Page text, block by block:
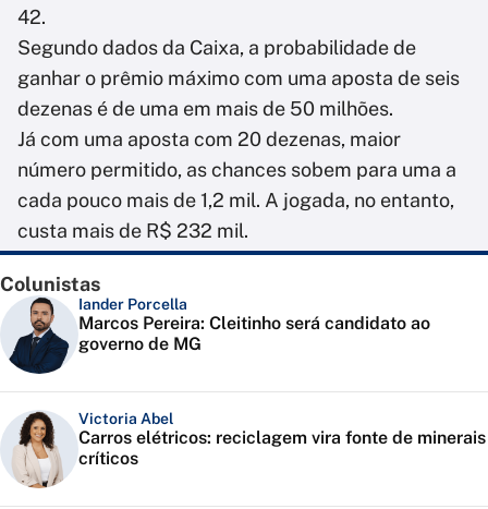
42.
Segundo dados da Caixa, a probabilidade de
ganhar o prêmio máximo com uma aposta de seis
dezenas é de uma em mais de 50 milhões.
Já com uma aposta com 20 dezenas, maior
número permitido, as chances sobem para uma a
cada pouco mais de 1,2 mil. A jogada, no entanto,
custa mais de R$ 232 mil.
Colunistas
Iander Porcella
Marcos Pereira: Cleitinho será candidato ao
governo de MG
Victoria Abel
Carros elétricos: reciclagem vira fonte de minerais
críticos